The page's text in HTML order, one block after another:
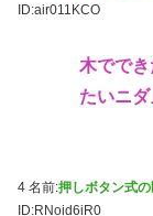
ID:air011KCO
木でで
たいニ
4 名前:押しボタン式
ID:RNoid6iR0